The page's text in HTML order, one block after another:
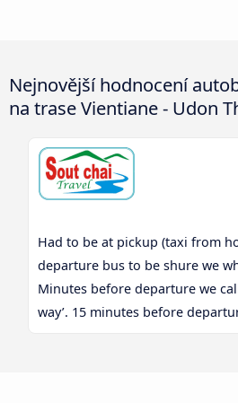
Nejnovější hodnocení
na trase Vientiane - Udon
Had to be at pickup (taxi from
departure bus to be shure we
Minutes before departure we
way’. 15 minutes before